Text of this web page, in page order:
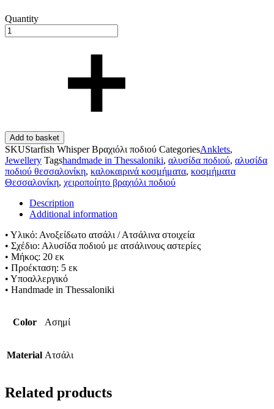
Quantity
Add to basket
SKUStarfish Whisper Βραχιόλι ποδιού CategoriesAnklets,
Jewellery Tagshandmade in Thessaloniki, αλυσίδα ποδιού, αλυσίδα
ποδιού θεσσαλονίκη, καλοκαιρινά κοσμήματα, κοσμήματα
Θεσσαλονίκη, χειροποίητο βραχιόλι ποδιού
Description
Additional information
• Υλικό: Ανοξείδωτο ατσάλι / Ατσάλινα στοιχεία
• Σχέδιο: Αλυσίδα ποδιού με ατσάλινους αστερίες
• Μήκος: 20 εκ
• Προέκταση: 5 εκ
• Υποαλλεργικό
• Handmade in Thessaloniki
Color Ασημί
Material Ατσάλι
Related products